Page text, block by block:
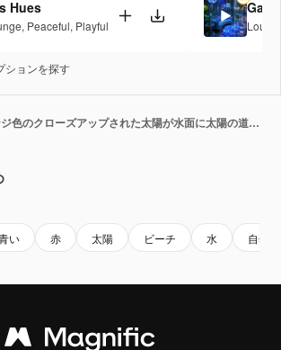
Hues
, Peaceful, Playful
ションを探す
明るいオレンジ色のクローズアップされた太陽が水面に太陽の道を作り出す
い 赤 太陽 ビーチ 水 自然